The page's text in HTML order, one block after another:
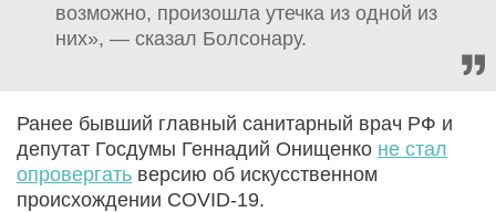
возможно, произошла утечка из одной из
них», — сказал Болсонару.
Ранее бывший главный санитарный врач РФ и
депутат Госдумы Геннадий Онищенко не стал
опровергать версию об искусственном
происхождении COVID-19.